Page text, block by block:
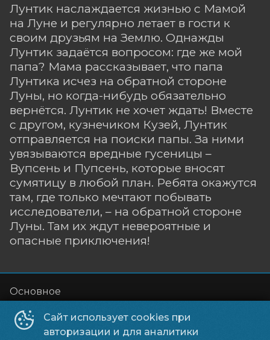
Лунтик наслаждается жизнью с Мамой
на Луне и регулярно летает в гости к
своим друзьям на Землю. Однажды
Лунтик задаётся вопросом: где же мой
папа? Мама рассказывает, что папа
Лунтика исчез на обратной стороне
Луны, но когда-нибудь обязательно
вернётся. Лунтик не хочет ждать! Вместе
с другом, кузнечиком Кузей, Лунтик
отправляется на поиски папы. За ними
увязываются вредные гусеницы –
Вупсень и Пупсень, которые вносят
сумятицу в любой план. Ребята окажутся
там, где только мечтают побывать
исследователи, – на обратной стороне
Луны. Там их ждут невероятные и
опасные приключения!
Сайт использует cookies при
авторизации и для аналитики
Основное
Афиша
Рекламодателям